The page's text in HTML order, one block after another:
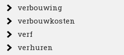
verbouwing
verbouwkosten
verf
verhuren